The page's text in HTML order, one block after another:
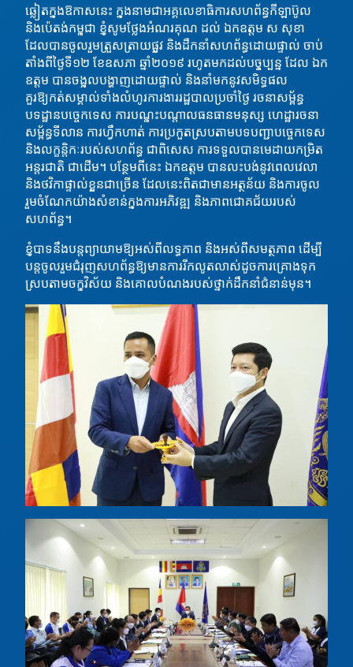
ឆ្លៀតក្នុងឱកាសនេះ ក្នុងនាមជាអគ្គលេខាធិការសហព័ន្ធកីឡាប៊ូល
និងប៉េតង់កម្ពុជា ខ្ញុំសូមថ្លែងអំណរគុណ ដល់ ឯកឧត្តម ស សុខា
ដែលបានចូលរួមត្រួសត្រាយផ្លូវ និងដឹកនាំសហព័ន្ធដោយផ្ទាល់ ចាប់
តាំងពីថ្ងៃទី១២ ខែឧសភា ឆ្នាំ២០១៩ រហូតមកដល់បច្ចុប្បន្ន ដែល ឯក
ឧត្តម បានចង្អុលបង្ហាញដោយផ្ទាល់ និងនាំមកនូវសមិទ្ធផល
គួរឱ្យកត់សម្គាល់ទាំងលំហូរការងាររដ្ឋបាលប្រចាំថ្ងៃ រចនាសម្ព័ន្ធ
បទដ្ឋានបច្ចេកទេស ការបណ្តុះបណ្តាលធនធានមនុស្ស ហេដ្ឋារចនា
សម្ព័ន្ធទីលាន ការហ្វឹកហាត់ ការប្រកួតស្របតាមបទបញ្ជាបច្ចេកទេស
និងលក្ខន្តិកៈរបស់សហព័ន្ធ ជាពិសេស ការទទួលបានមេដាយកម្រិត
អន្តរជាតិ ជាដើម។ បន្ថែមពីនេះ ឯកឧត្តម បានលះបង់នូវពេលវេលា
និងថវិកាផ្ទាល់ខ្លួនជាច្រើន ដែលនេះពិតជាមានអត្ថន័យ និងការចូល
រួមចំណែកយ៉ាងសំខាន់ក្នុងការអភិវឌ្ឍ និងភាពជោគជ័យរបស់
សហព័ន្ធ។
ខ្ញុំបាទនឹងបន្តព្យាយាមឱ្យអស់ពីលទ្ធភាព និងអស់ពីសមត្ថភាព ដើម្បី
បន្តចូលរួមជំរុញសហព័ន្ធឱ្យមានការរីកលូតលាស់ដូចការគ្រោងទុក
ស្របតាមចក្ខុវិស័យ និងគោលបំណងរបស់ថ្នាក់ដឹកនាំជំនាន់មុន។